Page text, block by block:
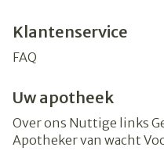
Klantenservice
FAQ
Uw apotheek
Over ons Nuttige links
Apotheker van wacht